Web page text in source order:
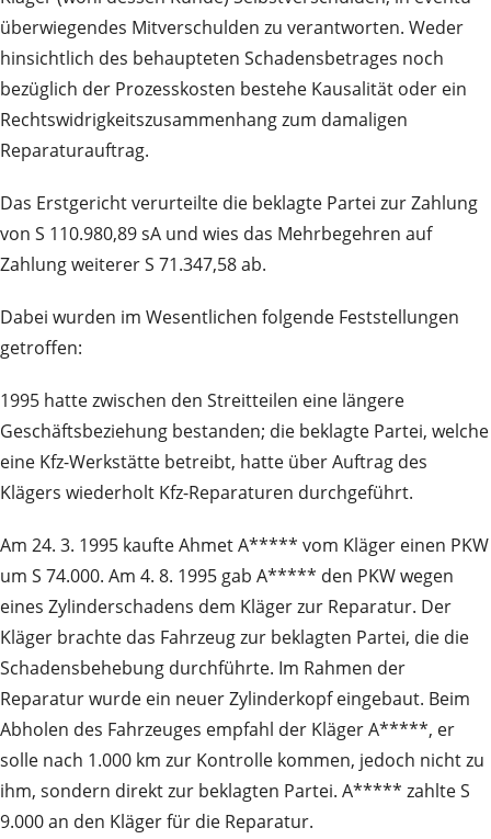
überwiegendes Mitverschulden zu verantworten. Weder
hinsichtlich des behaupteten Schadensbetrages noch
bezüglich der Prozesskosten bestehe Kausalität oder ein
Rechtswidrigkeitszusammenhang zum damaligen
Reparaturauftrag.
Das Erstgericht verurteilte die beklagte Partei zur Zahlung
von S 110.980,89 sA und wies das Mehrbegehren auf
Zahlung weiterer S 71.347,58 ab.
Dabei wurden im Wesentlichen folgende Feststellungen
getroffen:
1995 hatte zwischen den Streitteilen eine längere
Geschäftsbeziehung bestanden; die beklagte Partei, welche
eine Kfz-Werkstätte betreibt, hatte über Auftrag des
Klägers wiederholt Kfz-Reparaturen durchgeführt.
Am 24. 3. 1995 kaufte Ahmet A***** vom Kläger einen PKW
um S 74.000. Am 4. 8. 1995 gab A***** den PKW wegen
eines Zylinderschadens dem Kläger zur Reparatur. Der
Kläger brachte das Fahrzeug zur beklagten Partei, die die
Schadensbehebung durchführte. Im Rahmen der
Reparatur wurde ein neuer Zylinderkopf eingebaut. Beim
Abholen des Fahrzeuges empfahl der Kläger A*****, er
solle nach 1.000 km zur Kontrolle kommen, jedoch nicht zu
ihm, sondern direkt zur beklagten Partei. A***** zahlte S
9.000 an den Kläger für die Reparatur.